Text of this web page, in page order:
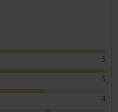
5
5
4